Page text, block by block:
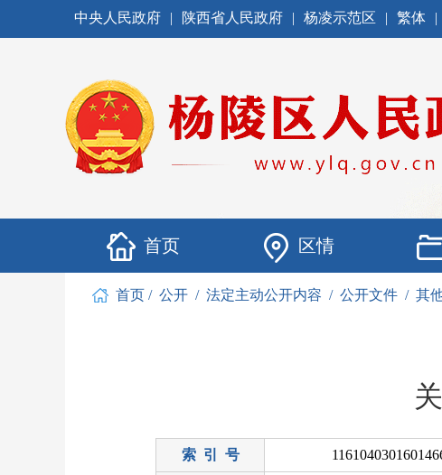
中央人民政府 | 陕西省人民政府 | 杨凌示范区 | 繁体 |
首页 区情
首页 / 公开 / 法定主动公开内容 / 公开文件 / 其
索 引 号